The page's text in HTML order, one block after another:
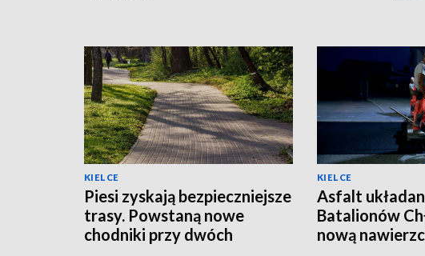
KIELCE
Piesi zyskają bezpieczniejsze
trasy. Powstaną nowe
chodniki przy dwóch
KIELCE
Asfalt
Batalionów
nową